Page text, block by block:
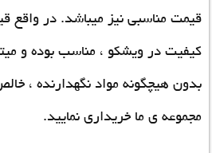
قیمت مناسبی نیز میباشد. در واقع
کیفیت در ویشکو ، مناسب بوده و
بدون هیچگونه مواد نگهدارنده ،
مجموعه ی ما خریداری نمایید.